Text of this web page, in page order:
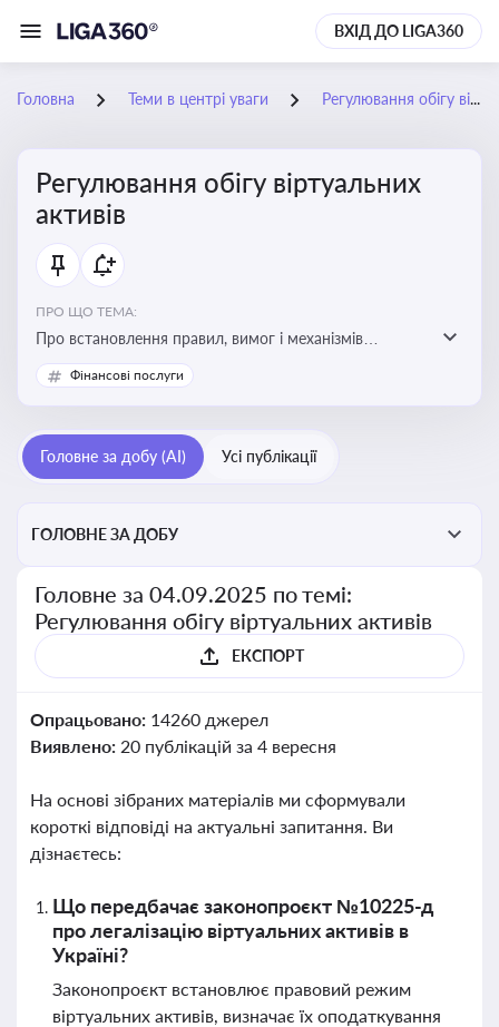
ВХІД ДО LIGA360
Головна Теми в центрі уваги Регулювання обігу віртуальних активів
Регулювання обігу віртуальних
активів
ПРО ЩО ТЕМА:
Про встановлення правил, вимог і механізмів
контролю за використанням, обігом та
оподаткуванням віртуальних активів, таких як
Фінансові послуги
Головне за добу (AI) Усі публікації
ГОЛОВНЕ ЗА ДОБУ
Головне за 04.09.2025 по темі:
Регулювання обігу віртуальних активів
ЕКСПОРТ
Опрацьовано: 14260 джерел
Виявлено: 20 публікацій за 4 вересня
На основі зібраних матеріалів ми сформували
короткі відповіді на актуальні запитання. Ви
дізнаєтесь:
Що передбачає законопроєкт №10225-д
про легалізацію віртуальних активів в
Україні?
Законопроєкт встановлює правовий режим
віртуальних активів, визначає їх оподаткування